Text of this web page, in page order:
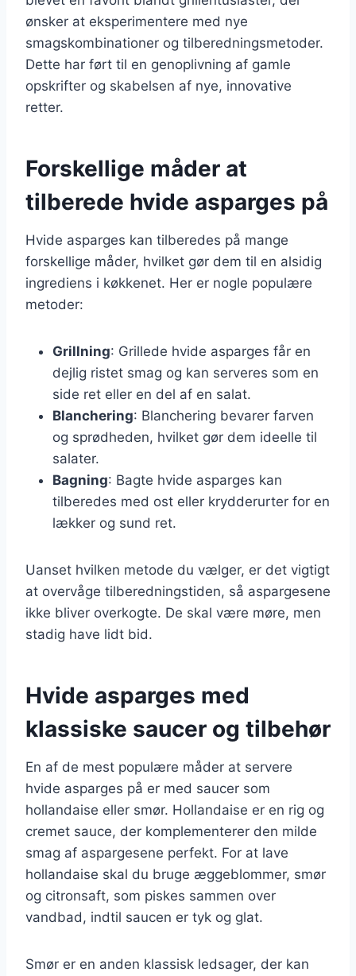
ønsker at eksperimentere med nye
smagskombinationer og tilberedningsmetoder.
Dette har ført til en genoplivning af gamle
opskrifter og skabelsen af nye, innovative
retter.
Forskellige måder at
tilberede hvide asparges på
Hvide asparges kan tilberedes på mange
forskellige måder, hvilket gør dem til en alsidig
ingrediens i køkkenet. Her er nogle populære
metoder:
Grillning: Grillede hvide asparges får en
dejlig ristet smag og kan serveres som en
side ret eller en del af en salat.
Blanchering: Blanchering bevarer farven
og sprødheden, hvilket gør dem ideelle til
salater.
Bagning: Bagte hvide asparges kan
tilberedes med ost eller krydderurter for en
lækker og sund ret.
Uanset hvilken metode du vælger, er det vigtigt
at overvåge tilberedningstiden, så aspargesene
ikke bliver overkogte. De skal være møre, men
stadig have lidt bid.
Hvide asparges med
klassiske saucer og tilbehør
En af de mest populære måder at servere
hvide asparges på er med saucer som
hollandaise eller smør. Hollandaise er en rig og
cremet sauce, der komplementerer den milde
smag af aspargesene perfekt. For at lave
hollandaise skal du bruge æggeblommer, smør
og citronsaft, som piskes sammen over
vandbad, indtil saucen er tyk og glat.
Smør er en anden klassisk ledsager, der kan